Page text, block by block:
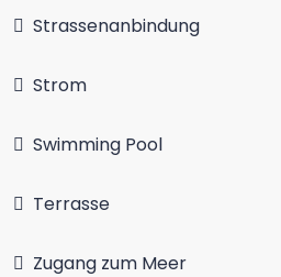
Strassenanbindung
Strom
Swimming Pool
Terrasse
Zugang zum Meer